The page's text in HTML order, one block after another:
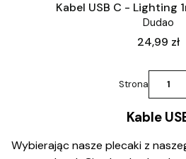
Kabel USB C - Lighting
Dudao
Cena
24,99 zł
Strona
Kable
Wybierając nasze plecaki z